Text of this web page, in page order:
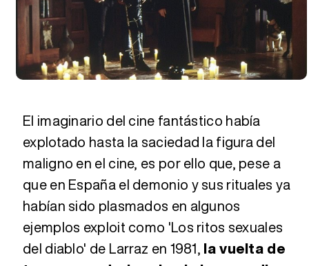
El imaginario del cine fantástico había
explotado hasta la saciedad la figura del
maligno en el cine, es por ello que, pese a
que en España el demonio y sus rituales ya
habían sido plasmados en algunos
ejemplos exploit como 'Los ritos sexuales
del diablo' de Larraz en 1981, la vuelta de